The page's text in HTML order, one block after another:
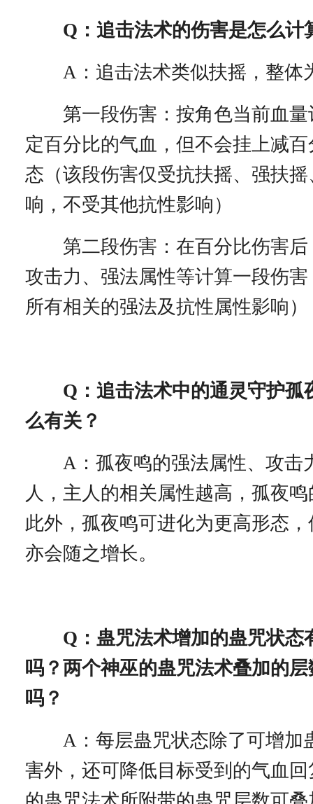
Q：追击法术的伤害是怎么计
A：追击法术类似扶摇，整体
第一段伤害：按角色当前血量
定百分比的气血，但不会挂上减
态（该段伤害仅受抗扶摇、强扶
响，不受其他抗性影响）
第二段伤害：在百分比伤害后
攻击力、强法属性等计算一段伤
所有相关的强法及抗性属性影响）
Q：追击法术中的通灵守护孤
么有关？
A：孤夜鸣的强法属性、攻击
人，主人的相关属性越高，孤夜
此外，孤夜鸣可进化为更高形态
亦会随之增长。
Q：蛊咒法术增加的蛊咒状态
吗？两个神巫的蛊咒法术叠加的
吗？
A：每层蛊咒状态除了可增加
害外，还可降低目标受到的气血